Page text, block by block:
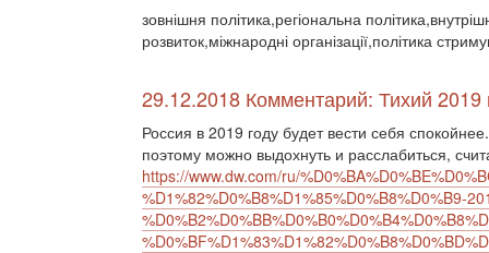
зовнішня політика,регіональна
розвиток,міжнародні організації,політика
29.12.2018 Комментарий: Тихий
Россия в 2019 году будет вести себя
поэтому можно выдохнуть и расслабиться,
https://www.dw.com/ru/
%D1%82%D0%B8%D1%85%D0%B8%D0%B9-